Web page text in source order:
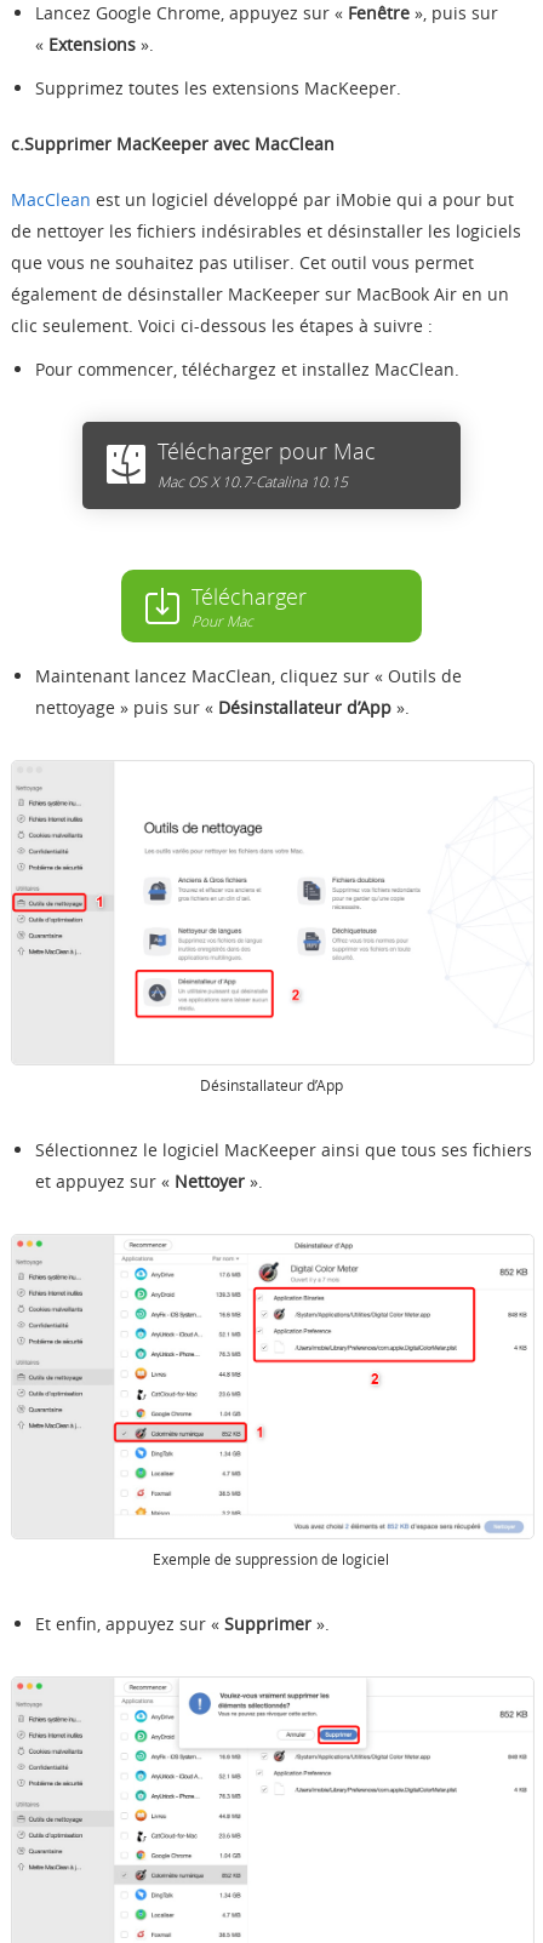
Lancez Google Chrome, appuyez sur « Fenêtre», puis sur
« Extensions».
Supprimez toutes les extensions MacKeeper.
c.Supprimer MacKeeper avec MacClean
MacClean est un logiciel développé par iMobie qui a pour but
de nettoyer les fichiers indésirables et désinstaller les logiciels
que vous ne souhaitez pas utiliser. Cet outil vous permet
également de désinstaller MacKeeper sur MacBook Air en un
clic seulement. Voici ci-dessous les étapes à suivre :
Pour commencer, téléchargez et installez MacClean.
Télécharger pour Mac
Mac OS X 10.7-Catalina 10.15
Télécharger
Pour Mac
Maintenant lancez MacClean, cliquez sur « Outils de
nettoyage » puis sur « Désinstallateur d’App».
Désinstallateur d’App
Sélectionnez le logiciel MacKeeper ainsi que tous ses fichiers
et appuyez sur « Nettoyer».
Exemple de suppression de logiciel
Et enfin, appuyez sur « Supprimer ».